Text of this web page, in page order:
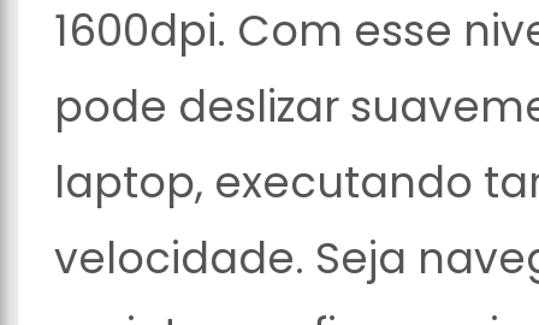
1600dpi. Com esse
pode deslizar
laptop, executando
velocidade. Seja